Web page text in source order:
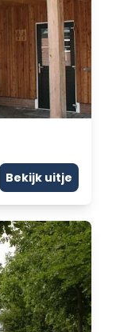
Bekijk uitje